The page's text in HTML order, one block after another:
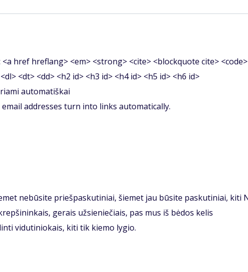
href hreflang> <em> <strong> <cite> <blockquote cite>
<dt> <dd> <h2 id> <h3 id> <h4 id> <h5 id> <h6 id>
automatiškai
addresses turn into links automatically.
nebūsite priešpaskutiniai, šiemet jau būsite paskutiniai, kiti
gerais užsieniečiais, pas mus iš bėdos kelis
vidutiniokais, kiti tik kiemo lygio.